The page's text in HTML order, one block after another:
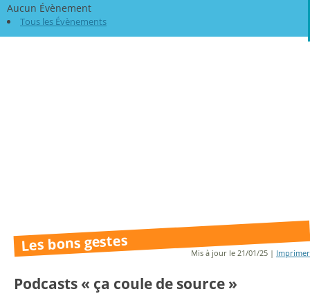
Aucun Évènement
Tous les Évènements
Les bons gestes Mis à jour le 21/01/25 | Imprimer
Podcasts « ça coule de source »